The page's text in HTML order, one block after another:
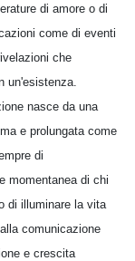
di amore o di
come di eventi
che
un'esistenza.
nasce da una
e prolungata come
di
momentanea di chi
di illuminare la vita
comunicazione
e crescita